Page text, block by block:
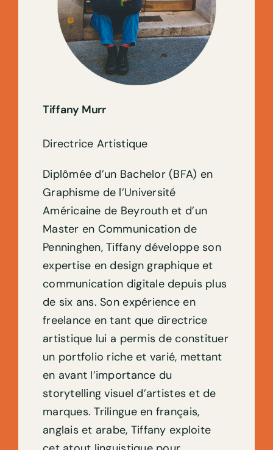
Tiffany Murr
Directrice Artistique
Diplômée d’un Bachelor (BFA) en
Graphisme de l’Université
Américaine de Beyrouth et d’un
Master en Communication de
Penninghen, Tiffany développe son
expertise en design graphique et
communication digitale depuis plus
de six ans. Son expérience en
freelance en tant que directrice
artistique lui a permis de constituer
un portfolio riche et varié, mettant
en avant l’importance du
storytelling visuel d’artistes et de
marques. Trilingue en français,
anglais et arabe, Tiffany exploite